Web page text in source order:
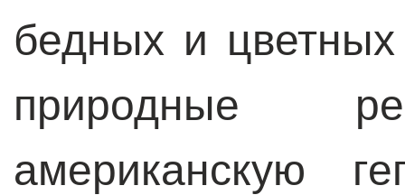
бедных и
природные
американскую